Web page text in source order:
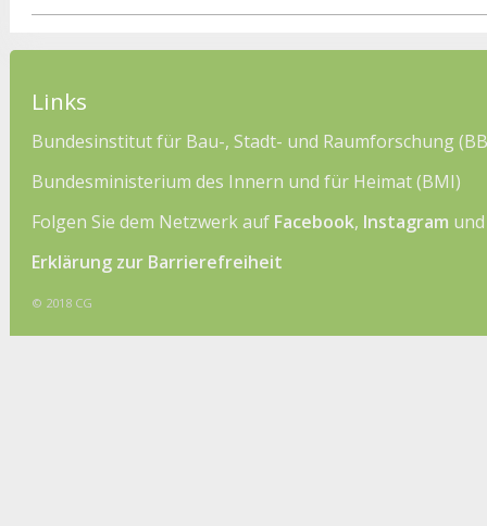
Links
Bundesinstitut für Bau-, Stadt- und Raumforschung
Bundesministerium des Innern und für Heimat (BMI)
Folgen Sie dem Netzwerk auf Facebook, Instagram
Erklärung zur Barrierefreiheit
© 2018 CG